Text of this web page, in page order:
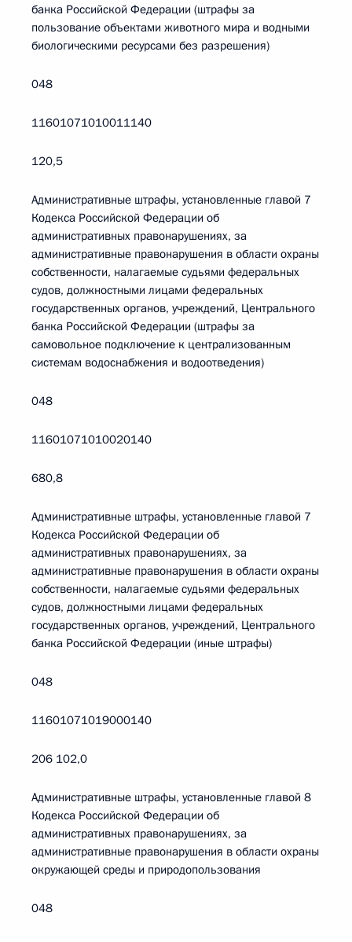
банка Российской Федерации (штрафы за
пользование объектами животного мира и водными
биологическими ресурсами без разрешения)
048
11601071010011140
120,5
Административные штрафы, установленные главой 7
Кодекса Российской Федерации об
административных правонарушениях, за
административные правонарушения в области охраны
собственности, налагаемые судьями федеральных
судов, должностными лицами федеральных
государственных органов, учреждений, Центрального
банка Российской Федерации (штрафы за
самовольное подключение к централизованным
системам водоснабжения и водоотведения)
048
11601071010020140
680,8
Административные штрафы, установленные главой 7
Кодекса Российской Федерации об
административных правонарушениях, за
административные правонарушения в области охраны
собственности, налагаемые судьями федеральных
судов, должностными лицами федеральных
государственных органов, учреждений, Центрального
банка Российской Федерации (иные штрафы)
048
11601071019000140
206 102,0
Административные штрафы, установленные главой 8
Кодекса Российской Федерации об
административных правонарушениях, за
административные правонарушения в области охраны
окружающей среды и природопользования
048